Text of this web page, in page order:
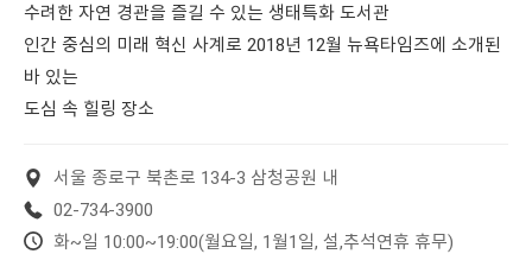
수려한 자연 경관을 즐길 수 있는 생태특화 도서관
인간 중심의 미래 혁신 사계로 2018년 12월 뉴욕타임즈에 소개된
바 있는
도심 속 힐링 장소
서울 종로구 북촌로 134-3 삼청공원 내
02-734-3900
화~일 10:00~19:00(월요일, 1월1일, 설,추석연휴 휴무)